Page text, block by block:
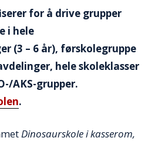
for å drive grupper
i hele
(3 – 6 år), førskolegruppe
hele skoleklasser
AKS-grupper.
.
Dinosaurskole i kasserom,